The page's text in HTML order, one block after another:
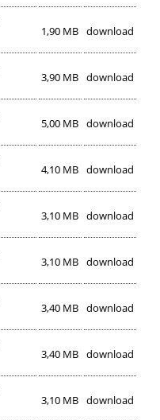
1,90 MB download
3,90 MB download
5,00 MB download
4,10 MB download
3,10 MB download
3,10 MB download
3,40 MB download
3,40 MB download
3,10 MB download